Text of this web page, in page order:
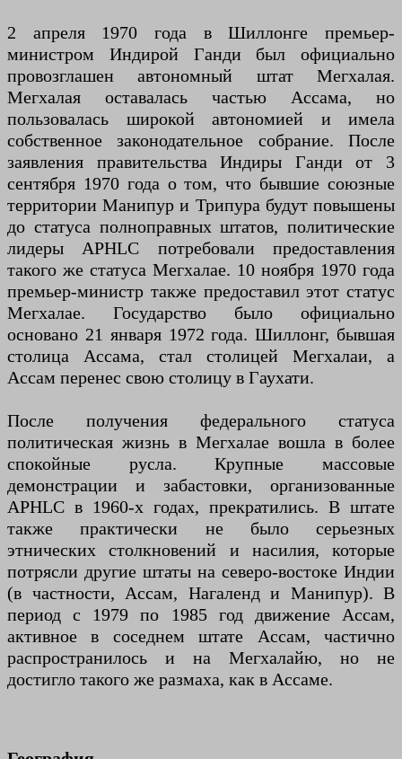
2 апреля 1970 года в Шиллонге премьер-
министром Индирой Ганди был официально
провозглашен автономный штат Мегхалая.
Мегхалая оставалась частью Ассама, но
пользовалась широкой автономией и имела
собственное законодательное собрание. После
заявления правительства Индиры Ганди от 3
сентября 1970 года о том, что бывшие союзные
территории Манипур и Трипура будут повышены
до статуса полноправных штатов, политические
лидеры APHLC потребовали предоставления
такого же статуса Мегхалае. 10 ноября 1970 года
премьер-министр также предоставил этот статус
Мегхалае. Государство было официально
основано 21 января 1972 года. Шиллонг, бывшая
столица Ассама, стал столицей Мегхалаи, а
Ассам перенес свою столицу в Гаухати.
После получения федерального статуса
политическая жизнь в Мегхалае вошла в более
спокойные русла. Крупные массовые
демонстрации и забастовки, организованные
APHLC в 1960-х годах, прекратились. В штате
также практически не было серьезных
этнических столкновений и насилия, которые
потрясли другие штаты на северо-востоке Индии
(в частности, Ассам, Нагаленд и Манипур). В
период с 1979 по 1985 год движение Ассам,
активное в соседнем штате Ассам, частично
распространилось и на Мегхалайю, но не
достигло такого же размаха, как в Ассаме.